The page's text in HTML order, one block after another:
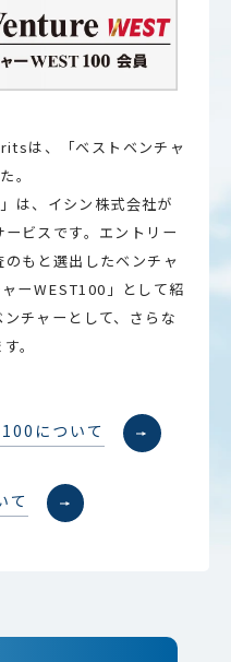
は、「ベストベンチャ
。
は、イシン株式会社が
ビスです。エントリー
もと選出したベンチャ
ーWEST100」として紹
チャーとして、さらな
。
について
て